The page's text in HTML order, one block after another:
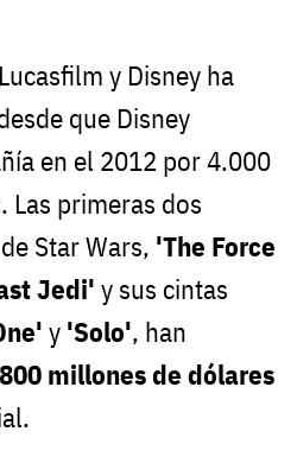
y Disney ha
que Disney
en el 2012 por 4.000
Las primeras dos
Star Wars, 'The Force
Jedi' y sus cintas
y 'Solo', han
millones de dólares